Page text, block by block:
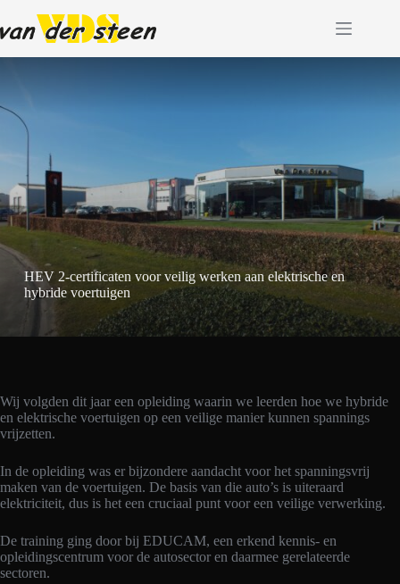
de
inhoud
HEV 2-certificaten voor veilig werken aan elektrische en
hybride voertuigen
Wij volgden dit jaar een opleiding waarin we leerden hoe we hybride
en elektrische voertuigen op een veilige manier kunnen spannings
vrijzetten.
In de opleiding was er bijzondere aandacht voor het spanningsvrij
maken van de voertuigen. De basis van die auto’s is uiteraard
elektriciteit, dus is het een cruciaal punt voor een veilige verwerking.
De training ging door bij EDUCAM, een erkend kennis- en
opleidingscentrum voor de autosector en daarmee gerelateerde
sectoren.